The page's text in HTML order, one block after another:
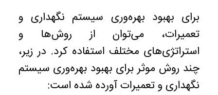
برای بهبود بهره‌وری سیستم نگهداری و
تعمیرات، می‌توان از روش‌ها و
استراتژی‌های مختلف استفاده کرد. در زیر،
چند روش موثر برای بهبود بهره‌وری سیستم
نگهداری و تعمیرات آورده شده است: